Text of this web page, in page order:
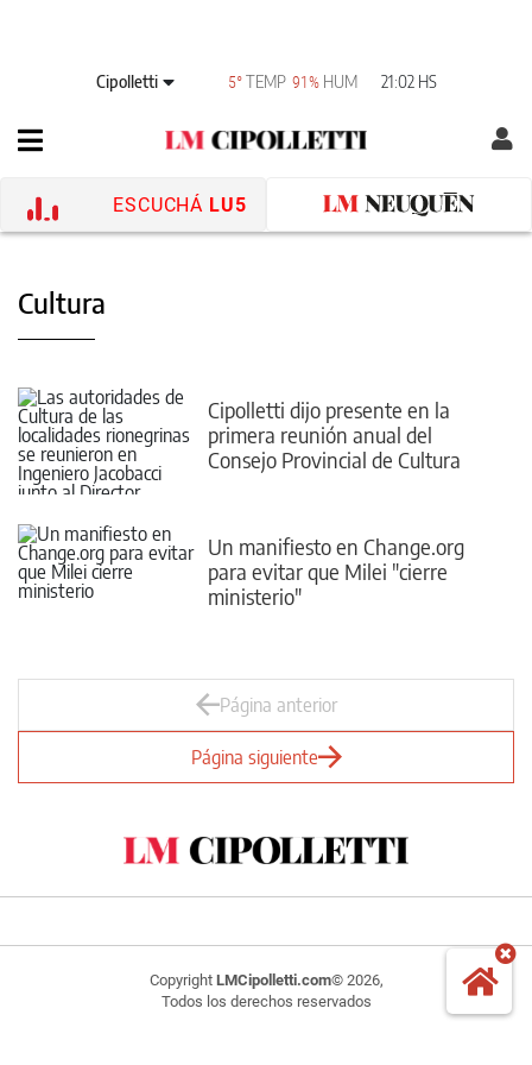
Cipolletti 5° TEMP 91% HUM 21:02 HS
ESCUCHÁ LU5
Cultura
Cipolletti dijo presente en la
primera reunión anual del
Consejo Provincial de Cultura
Un manifiesto en Change.org
para evitar que Milei "cierre
ministerio"
Página anterior
Página siguiente
Copyright LMCipolletti.com© 2026,
Todos los derechos reservados